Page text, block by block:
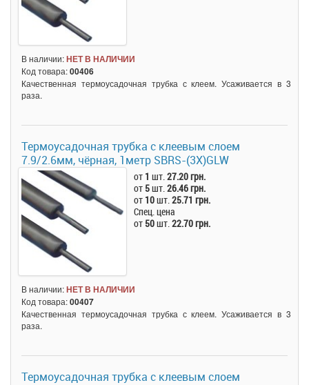
В наличии:НЕТ В НАЛИЧИИ
Код товара:00406
Качественная термоусадочная трубка с клеем. Усаживается в 3
раза.
Термоусадочная трубка c клеевым слоем
7.9/2.6мм, чёрная, 1метр SBRS-(3X)GLW
от 1 шт.27.20 грн.
от 5шт.26.46 грн.
от 10шт.25.71 грн.
Спец. цена
от 50шт.22.70 грн.
В наличии:НЕТ В НАЛИЧИИ
Код товара:00407
Качественная термоусадочная трубка с клеем. Усаживается в 3
раза.
Термоусадочная трубка c клеевым слоем